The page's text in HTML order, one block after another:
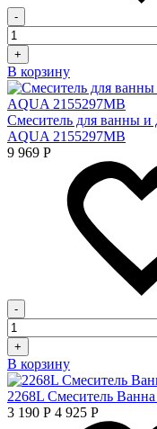
-
+
В корзину
Смеситель для ванны и
AQUA 2155297MB
9 969 Р
-
+
В корзину
2268L Смеситель
3 190 Р 4 925 Р